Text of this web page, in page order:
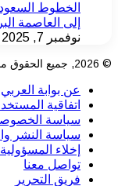
الخطوط
إلى العاصمة
نوفمبر 7, 2025
© 2026, جميع الحقوق محفوظة لموقع |
عن بوابة العربي
اتفاقية
سياسة
سياسة النشر
إخلاء المسؤولية
تواصل معنا
فريق التحرير